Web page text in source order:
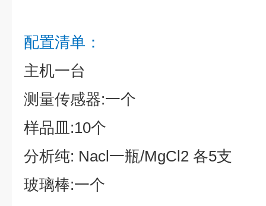
配置清单：
主机一台
测量传感器:一个
样品皿:10个
分析纯: Nacl一瓶/MgCl2 各5支
玻璃棒:一个